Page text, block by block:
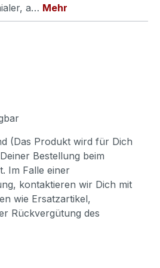
a… Mehr
(Das Produkt wird für Dich
Bestellung beim
Im Falle einer
kontaktieren wir Dich mit
wie Ersatzartikel,
Rückvergütung des